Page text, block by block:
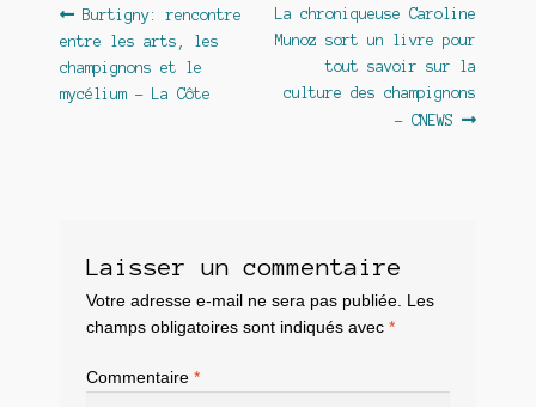
Navigation
de
l’article
Article
précédent :
Burtigny: rencontre
entre les arts, les
champignons et le
mycélium – La Côte
Article
suivant :
La chroniqueuse Caroline
Munoz sort un livre pour
tout savoir sur la
culture des champignons
– CNEWS
Laisser un commentaire
Votre adresse e-mail ne sera pas publiée. Les
champs obligatoires sont indiqués avec *
Commentaire *